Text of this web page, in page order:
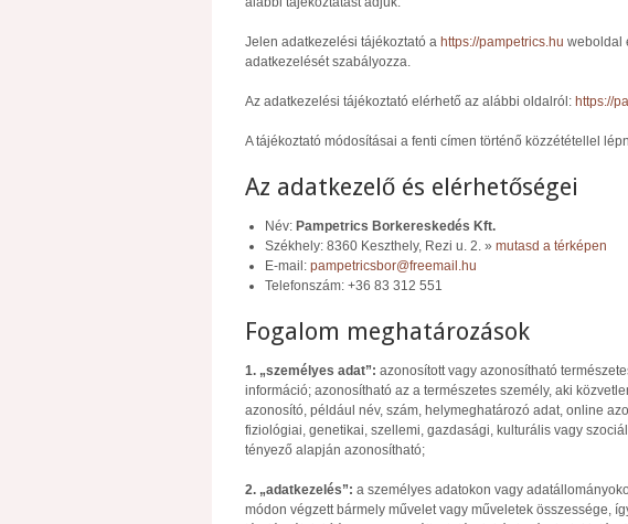
Jelen adatkezelési tájékoztató a https://pampetrics.hu weboldal
adatkezelését szabályozza.
Az adatkezelési tájékoztató elérhető az alábbi oldalról: https://
A tájékoztató módosításai a fenti címen történő közzététellel
Az adatkezelő és elérhetőségei
Név: Pampetrics Borkereskedés Kft.
Székhely: 8360 Keszthely, Rezi u. 2. » mutasd a térképen
E-mail: pampetricsbor@freemail.hu
Telefonszám: +36 83 312 551
Fogalom meghatározások
1. „személyes adat”: azonosított vagy azonosítható
információ; azonosítható az a természetes személy, aki
azonosító, például név, szám, helymeghatározó adat, online
fiziológiai, genetikai, szellemi, gazdasági, kulturális vagy
tényező alapján azonosítható;
2. „adatkezelés”: a személyes adatokon vagy
módon végzett bármely művelet vagy műveletek összessége,